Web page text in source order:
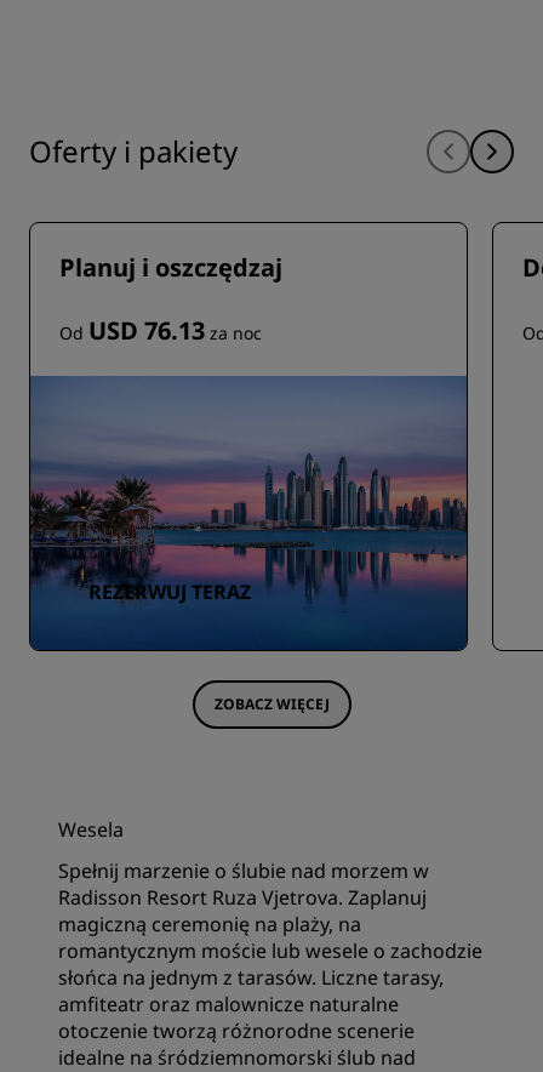
Oferty i pakiety
Planuj i oszczędzaj
Od USD 76.13 za noc
REZERWUJ TERAZ
ZOBACZ WIĘCEJ
Wesela
Spełnij marzenie o ślubie nad morzem w
Radisson Resort Ruza Vjetrova. ‌Zaplanuj
magiczną ceremonię na plaży, na
romantycznym moście lub wesele o zachodzie
słońca na jednym z tarasów. Liczne tarasy,
amfiteatr oraz malownicze naturalne
otoczenie tworzą różnorodne scenerie
idealne na śródziemnomorski ślub nad